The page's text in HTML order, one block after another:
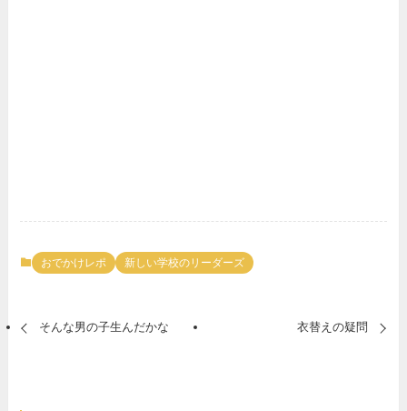
おでかけレポ 新しい学校のリーダーズ
そんな男の子生んだかな 衣替えの疑問